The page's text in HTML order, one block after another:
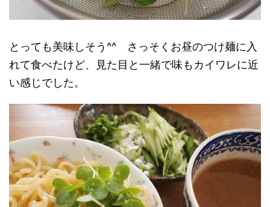
とっても美味しそう^^ さっそくお昼のつけ麺に入
れて食べたけど、見た目と一緒で味もカイワレに近
い感じでした。